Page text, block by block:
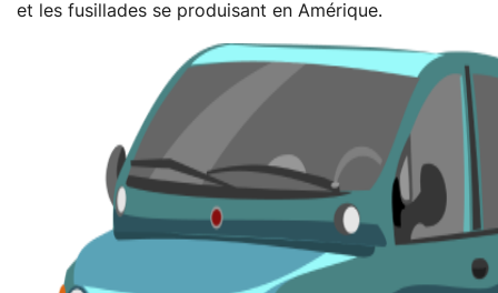
et les fusillades se produisant en Amérique.